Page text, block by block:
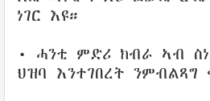
ነገር እዩ።
• ሓንቲ ምድሪ ክብራ ኣብ
ህዝባ እንተገበረት ንምብልጻግ